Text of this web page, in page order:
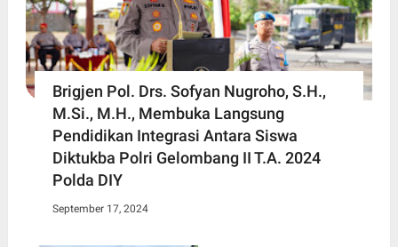
Brigjen Pol. Drs. Sofyan Nugroho, S.H.,
M.Si., M.H., Membuka Langsung
Pendidikan Integrasi Antara Siswa
Diktukba Polri Gelombang II T.A. 2024
Polda DIY
September 17, 2024